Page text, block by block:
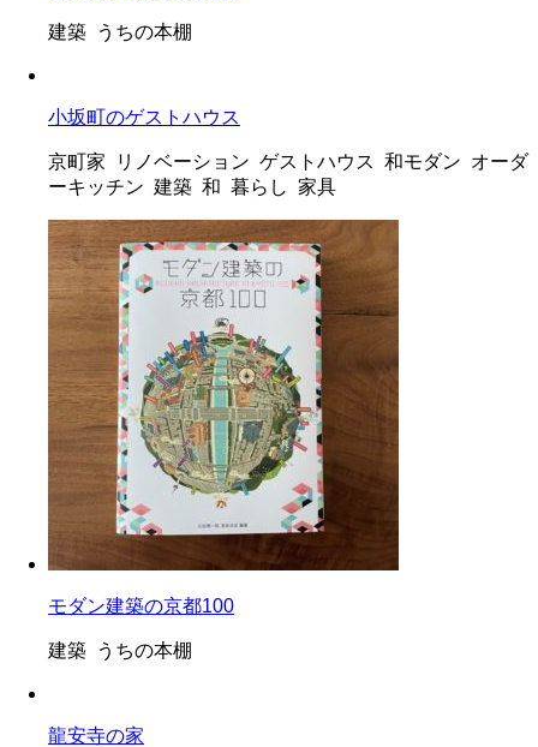
建築 うちの本棚
小坂町のゲストハウス
京町家 リノベーション ゲストハウス 和モダン オーダ
ーキッチン 建築 和 暮らし 家具
モダン建築の京都100
建築 うちの本棚
龍安寺の家